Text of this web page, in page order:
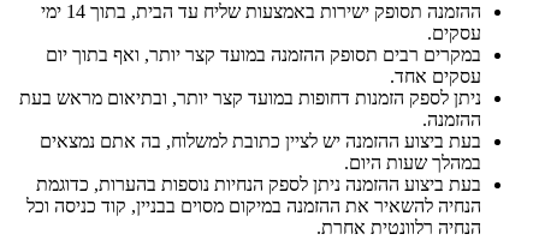
ההזמנה תסופק ישירות באמצעות שליח עד הבית, בתוך 14 ימי
עסקים.
במקרים רבים תסופק ההזמנה במועד קצר יותר, ואף בתוך יום
עסקים אחד.
ניתן לספק הזמנות דחופות במועד קצר יותר, ובתיאום מראש בעת
ההזמנה.
בעת ביצוע ההזמנה יש לציין כתובת למשלוח, בה אתם נמצאים
במהלך שעות היום.
בעת ביצוע ההזמנה ניתן לספק הנחיות נוספות בהערות, כדוגמת
הנחיה להשאיר את ההזמנה במיקום מסוים בבניין, קוד כניסה וכל
הנחיה רלוונטית אחרת.